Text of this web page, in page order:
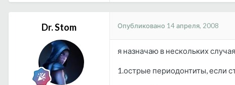
Dr. Stom Опубликовано 14 апреля, 2008
я назначаю в нескольких
1.острые периодонтиты, если